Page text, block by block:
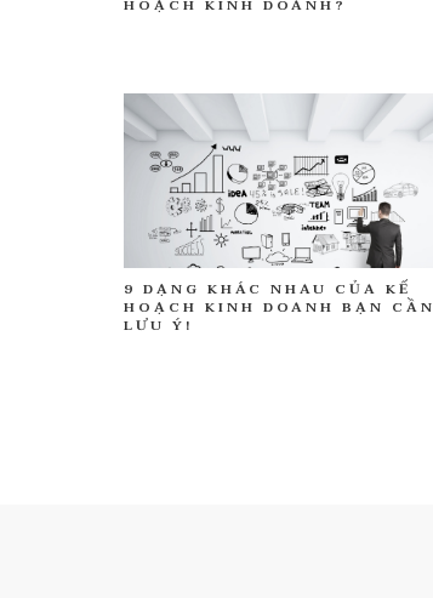
HOẠCH KINH DOANH?
9 DẠNG KHÁC NHAU CỦA KẾ
HOẠCH KINH DOANH BẠN CẦN
LƯU Ý!